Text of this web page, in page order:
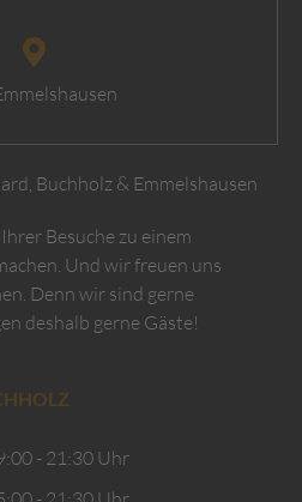
Buchholz & Emmelshausen
Besuche zu einem
Und wir freuen uns
Denn wir sind gerne
deshalb gerne Gäste!
- 21:30 Uhr